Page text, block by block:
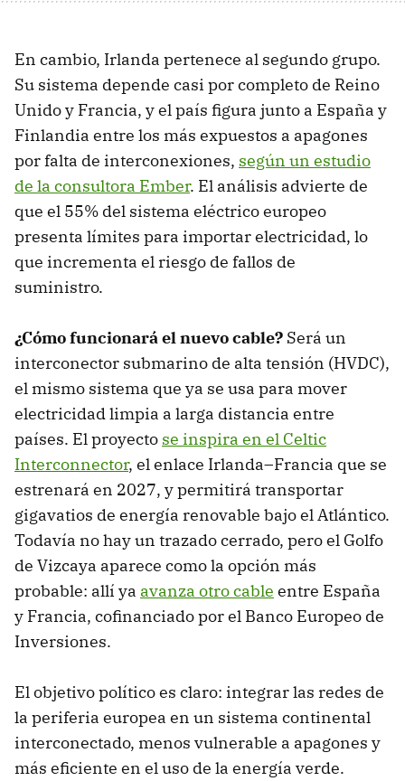
En cambio, Irlanda pertenece al segundo grupo.
Su sistema depende casi por completo de Reino
Unido y Francia, y el país figura junto a España y
Finlandia entre los más expuestos a apagones
por falta de interconexiones, según un estudio
de la consultora Ember. El análisis advierte de
que el 55% del sistema eléctrico europeo
presenta límites para importar electricidad, lo
que incrementa el riesgo de fallos de
suministro.
¿Cómo funcionará el nuevo cable? Será un
interconector submarino de alta tensión (HVDC),
el mismo sistema que ya se usa para mover
electricidad limpia a larga distancia entre
países. El proyecto se inspira en el Celtic
Interconnector, el enlace Irlanda–Francia que se
estrenará en 2027, y permitirá transportar
gigavatios de energía renovable bajo el Atlántico.
Todavía no hay un trazado cerrado, pero el Golfo
de Vizcaya aparece como la opción más
probable: allí ya avanza otro cable entre España
y Francia, cofinanciado por el Banco Europeo de
Inversiones.
El objetivo político es claro: integrar las redes de
la periferia europea en un sistema continental
interconectado, menos vulnerable a apagones y
más eficiente en el uso de la energía verde.